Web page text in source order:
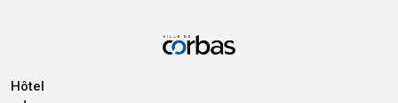
Hôtel